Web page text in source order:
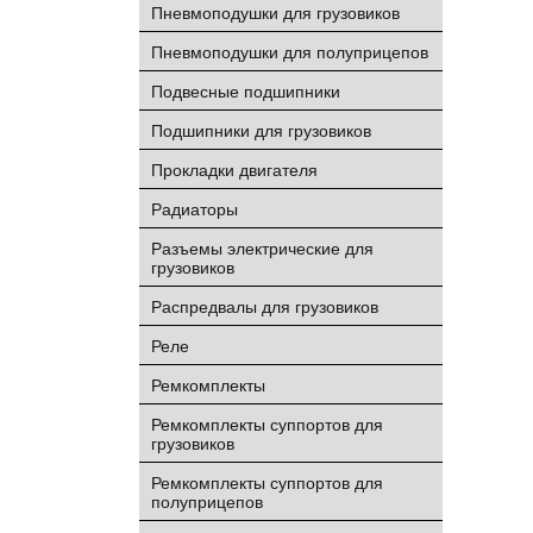
Пневмоподушки для грузовиков
Пневмоподушки для полуприцепов
Подвесные подшипники
Подшипники для грузовиков
Прокладки двигателя
Радиаторы
Разъемы электрические для
грузовиков
Распредвалы для грузовиков
Реле
Ремкомплекты
Ремкомплекты суппортов для
грузовиков
Ремкомплекты суппортов для
полуприцепов